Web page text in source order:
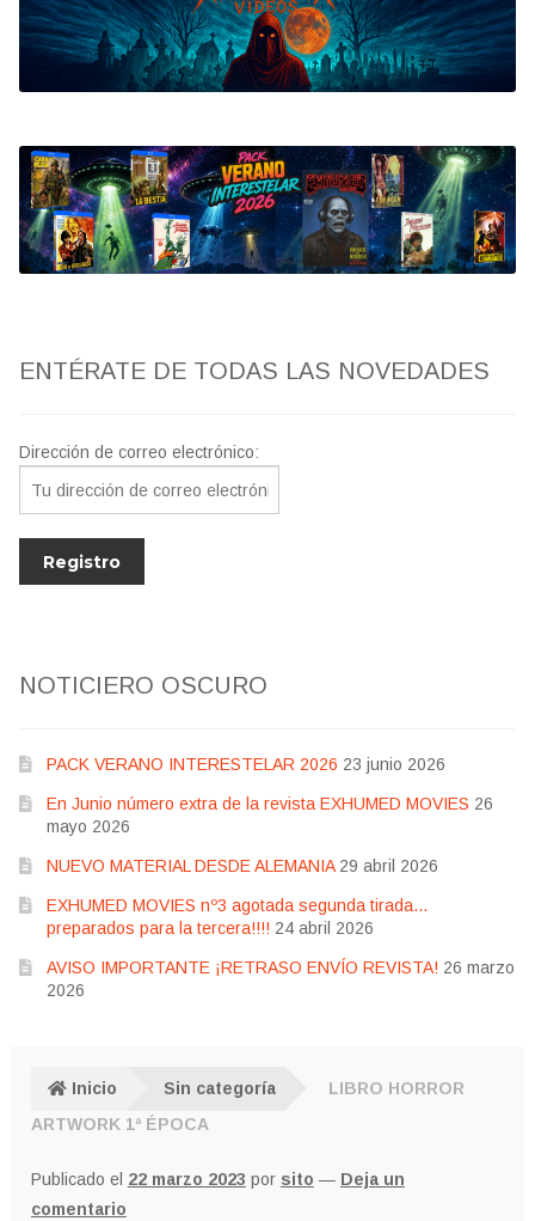
Bluray
Clasificada S
artwork
fantaterror
Jesús Franco
ENTÉRATE DE TODAS LAS NOVEDADES
Dirección de correo electrónico:
NOTICIERO OSCURO
PACK VERANO INTERESTELAR 2026 23 junio 2026
En Junio número extra de la revista EXHUMED MOVIES 26
mayo 2026
NUEVO MATERIAL DESDE ALEMANIA 29 abril 2026
EXHUMED MOVIES nº3 agotada segunda tirada…
preparados para la tercera!!!! 24 abril 2026
AVISO IMPORTANTE ¡RETRASO ENVÍO REVISTA! 26 marzo
2026
Inicio Sin categoría
LIBRO HORROR
ARTWORK 1ª ÉPOCA
Publicado el 22 marzo 2023 por sito — Deja un
comentario